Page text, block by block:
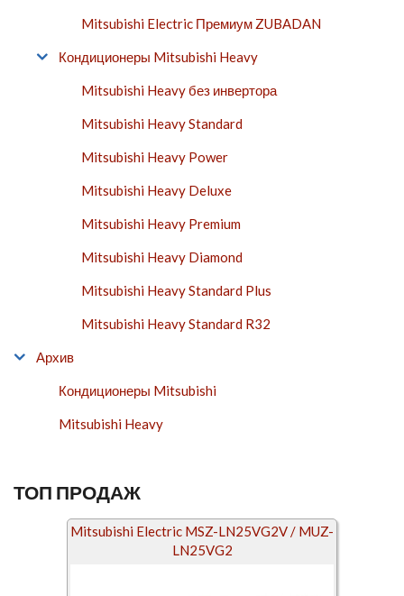
Mitsubishi Electric Премиум ZUBADAN
Кондиционеры Mitsubishi Heavy
Mitsubishi Heavy без инвертора
Mitsubishi Heavy Standard
Mitsubishi Heavy Power
Mitsubishi Heavy Deluxe
Mitsubishi Heavy Premium
Mitsubishi Heavy Diamond
Mitsubishi Heavy Standard Plus
Mitsubishi Heavy Standard R32
Архив
Кондиционеры Mitsubishi
Mitsubishi Heavy
ТОП ПРОДАЖ
Mitsubishi Electric MSZ-LN25VG2V / MUZ-
LN25VG2